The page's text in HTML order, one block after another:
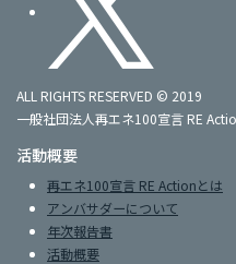
ALL RIGHTS RESERVED © 2019
一般社団法人再エネ100宣言 RE
活動概要
再エネ100宣言 RE Actionとは
アンバサダーについて
年次報告書
活動概要